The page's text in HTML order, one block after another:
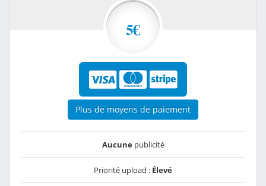
5€
Plus de moyens de paiement
Aucunepublicité
Priorité upload : Élevé